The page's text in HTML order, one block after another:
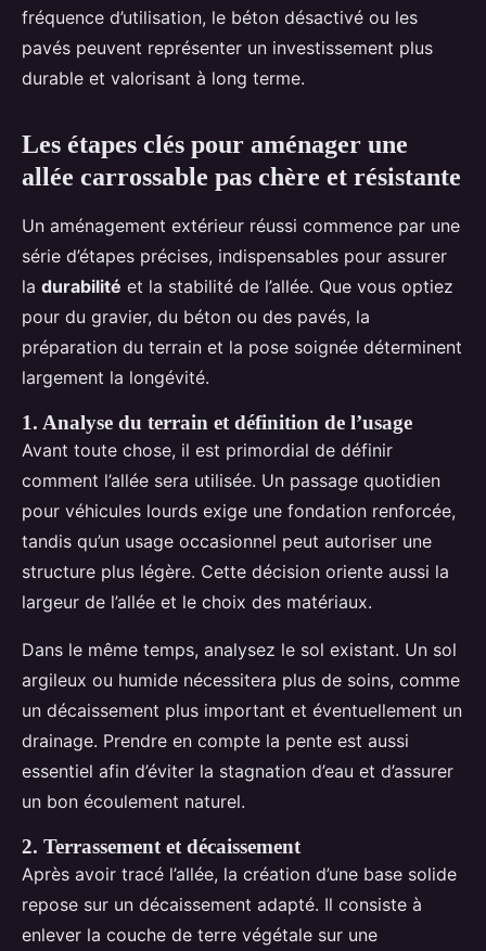
fréquence d’utilisation, le béton désactivé ou les
pavés peuvent représenter un investissement plus
durable et valorisant à long terme.
Les étapes clés pour aménager une
allée carrossable pas chère et résistante
Un aménagement extérieur réussi commence par une
série d’étapes précises, indispensables pour assurer
la durabilité et la stabilité de l’allée. Que vous optiez
pour du gravier, du béton ou des pavés, la
préparation du terrain et la pose soignée déterminent
largement la longévité.
1. Analyse du terrain et définition de l’usage
Avant toute chose, il est primordial de définir
comment l’allée sera utilisée. Un passage quotidien
pour véhicules lourds exige une fondation renforcée,
tandis qu’un usage occasionnel peut autoriser une
structure plus légère. Cette décision oriente aussi la
largeur de l’allée et le choix des matériaux.
Dans le même temps, analysez le sol existant. Un sol
argileux ou humide nécessitera plus de soins, comme
un décaissement plus important et éventuellement un
drainage. Prendre en compte la pente est aussi
essentiel afin d’éviter la stagnation d’eau et d’assurer
un bon écoulement naturel.
2. Terrassement et décaissement
Après avoir tracé l’allée, la création d’une base solide
repose sur un décaissement adapté. Il consiste à
enlever la couche de terre végétale sur une